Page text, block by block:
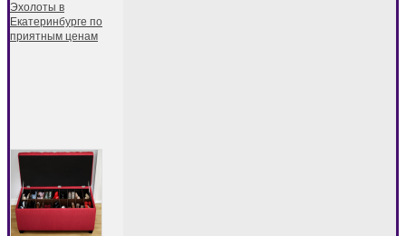
Эхолоты в
Екатеринбурге по
приятным ценам